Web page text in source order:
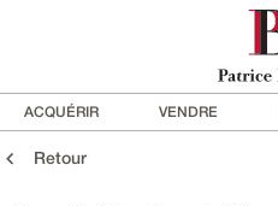
ACQUÉRIR VENDRE
Retour